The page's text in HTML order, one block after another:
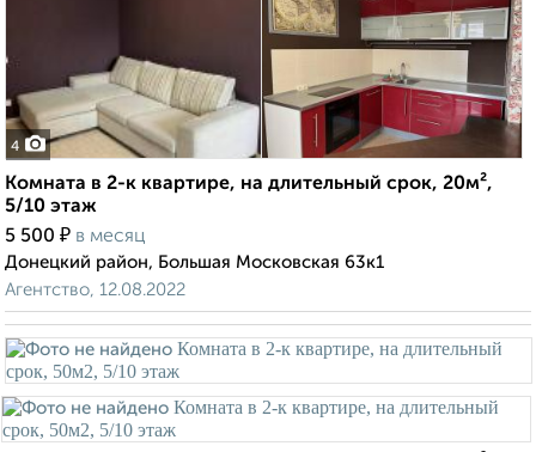
4
Комната в 2-к квартире, на длительный срок, 20м²,
5/10 этаж
5 500 ₽ в месяц
Донецкий район, Большая Московская 63к1
Агентство, 12.08.2022